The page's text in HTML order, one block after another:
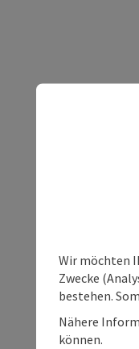
Wir möchten
Zwecke
bestehen.
Nähere
können.